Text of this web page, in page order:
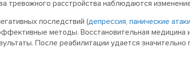
тревожного расстройства наблюдаются
последствий (депрессия, панические атаки
методы. Восстановительная медицина
После реабилитации удается